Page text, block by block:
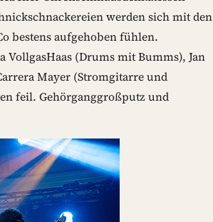
werden sich mit den
bestens aufgehoben fühlen.
VollgasHaas (Drums mit Bumms), Jan
Mayer (Stromgitarre und
feil. Gehörganggroßputz und